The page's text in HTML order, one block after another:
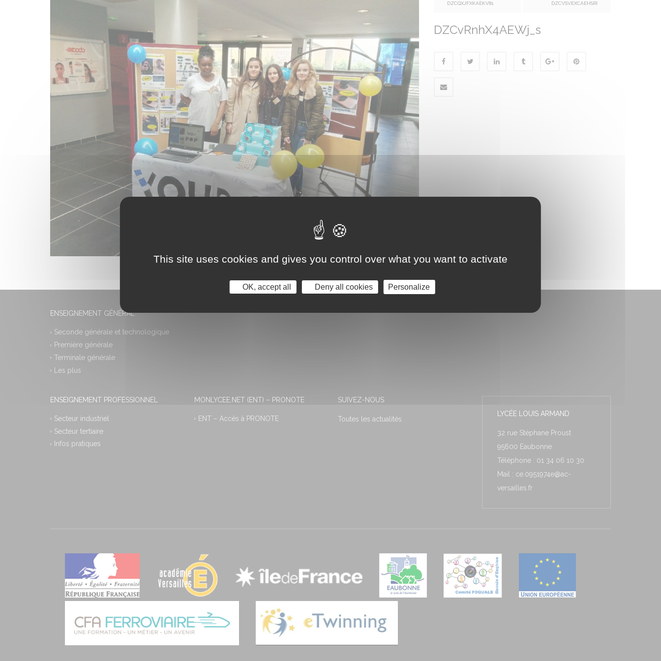
DZCQXJFXKAEKV81 DZCVSVEXCAEHSRI
DZCvRnhX4AEWj_s
ENSEIGNEMENT GÉNÉRAL
Seconde générale et technologique
Première générale
Terminale générale
Les plus
ENSEIGNEMENT PROFESSIONNEL
Secteur industriel
Secteur tertiaire
Infos pratiques
MONLYCEE.NET (ENT) – PRONOTE
ENT – Accès à PRONOTE
SUIVEZ-NOUS
Toutes les actualités
LYCÉE LOUIS ARMAND
32 rue Stéphane Proust
95600 Eaubonne
Téléphone : 01 34 06 10 30
Mail : ce.0951974e@ac-
versailles.fr
This site uses cookies and gives you control over what you want to activate
OK, accept all Deny all cookies Personalize